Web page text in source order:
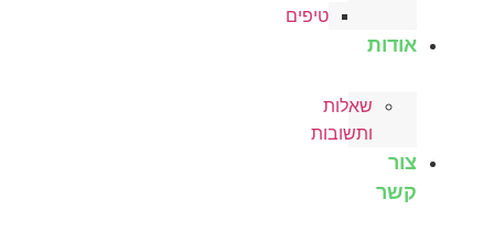
טיפים
אודות
שאלות
ותשובות
צור
קשר